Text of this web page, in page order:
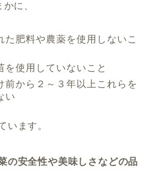
に、
た肥料や農薬を使用しないこ
を使用していないこと
前から２～３年以上これらを
い
います。
の安全性や美味しさなどの品